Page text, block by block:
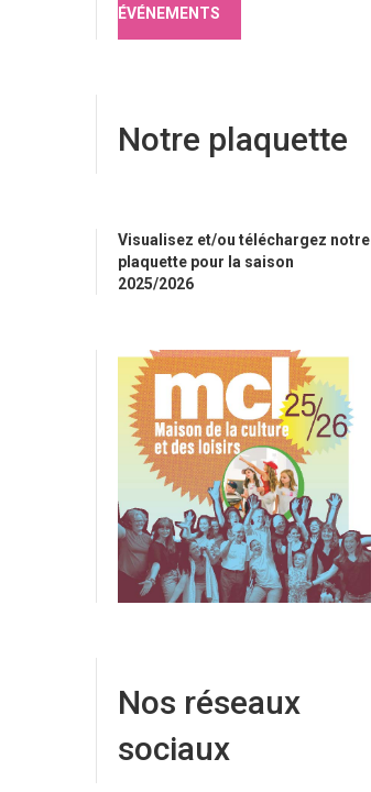
ÉVÉNEMENTS
Notre plaquette
Visualisez et/ou téléchargez notre
plaquette pour la saison
2025/2026
Nos réseaux
sociaux